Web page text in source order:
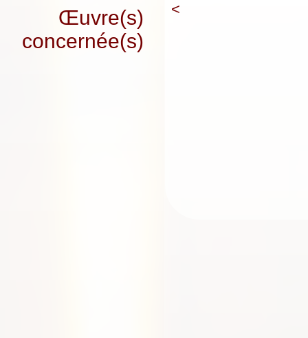
Œuvre(s)
concernée(s)
<